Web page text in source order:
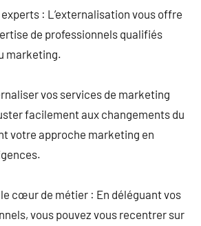
: L’externalisation vous offre
de professionnels qualifiés
marketing.
vos services de marketing
facilement aux changements du
votre approche marketing en
cœur de métier : En déléguant vos
vous pouvez vous recentrer sur